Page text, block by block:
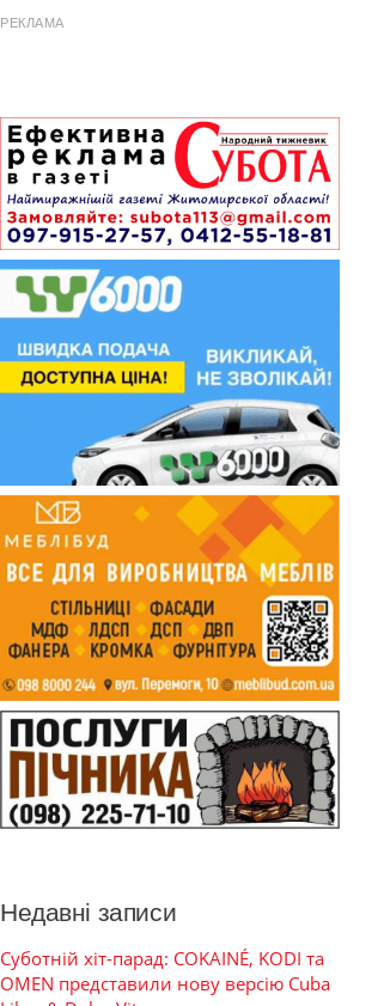
РЕКЛАМА
Недавні записи
Суботній хіт-парад: COKAINÉ, KODI та
OMEN представили нову версію Cuba